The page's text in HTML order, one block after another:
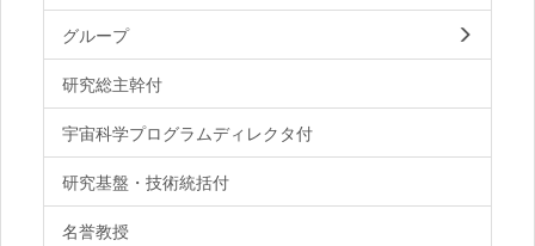
グループ
研究総主幹付
宇宙科学プログラムディレクタ付
研究基盤・技術統括付
名誉教授